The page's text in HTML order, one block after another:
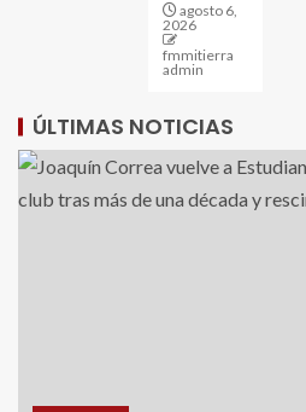
agosto 6,
2026
fmmitierra
admin
ÚLTIMAS NOTICIAS